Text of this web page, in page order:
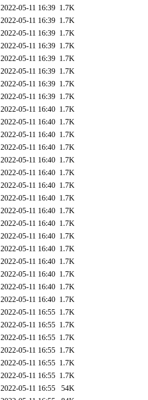
2022-05-11 16:39 1.7K
2022-05-11 16:39 1.7K
2022-05-11 16:39 1.7K
2022-05-11 16:39 1.7K
2022-05-11 16:39 1.7K
2022-05-11 16:39 1.7K
2022-05-11 16:39 1.7K
2022-05-11 16:39 1.7K
2022-05-11 16:40 1.7K
2022-05-11 16:40 1.7K
2022-05-11 16:40 1.7K
2022-05-11 16:40 1.7K
2022-05-11 16:40 1.7K
2022-05-11 16:40 1.7K
2022-05-11 16:40 1.7K
2022-05-11 16:40 1.7K
2022-05-11 16:40 1.7K
2022-05-11 16:40 1.7K
2022-05-11 16:40 1.7K
2022-05-11 16:40 1.7K
2022-05-11 16:40 1.7K
2022-05-11 16:40 1.7K
2022-05-11 16:40 1.7K
2022-05-11 16:40 1.7K
2022-05-11 16:55 1.7K
2022-05-11 16:55 1.7K
2022-05-11 16:55 1.7K
2022-05-11 16:55 1.7K
2022-05-11 16:55 1.7K
2022-05-11 16:55 1.7K
2022-05-11 16:55
54K